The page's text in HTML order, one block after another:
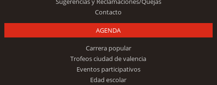
Contacto
AGENDA
Carrera popular
Trofeos ciudad de valencia
Eventos participativos
Edad escolar